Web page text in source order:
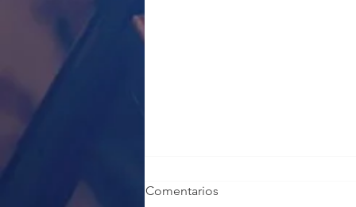
Comentarios